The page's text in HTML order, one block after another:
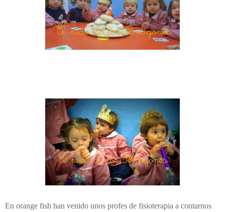
En orange fish han venido unos profes de fisioterapia a contarnos